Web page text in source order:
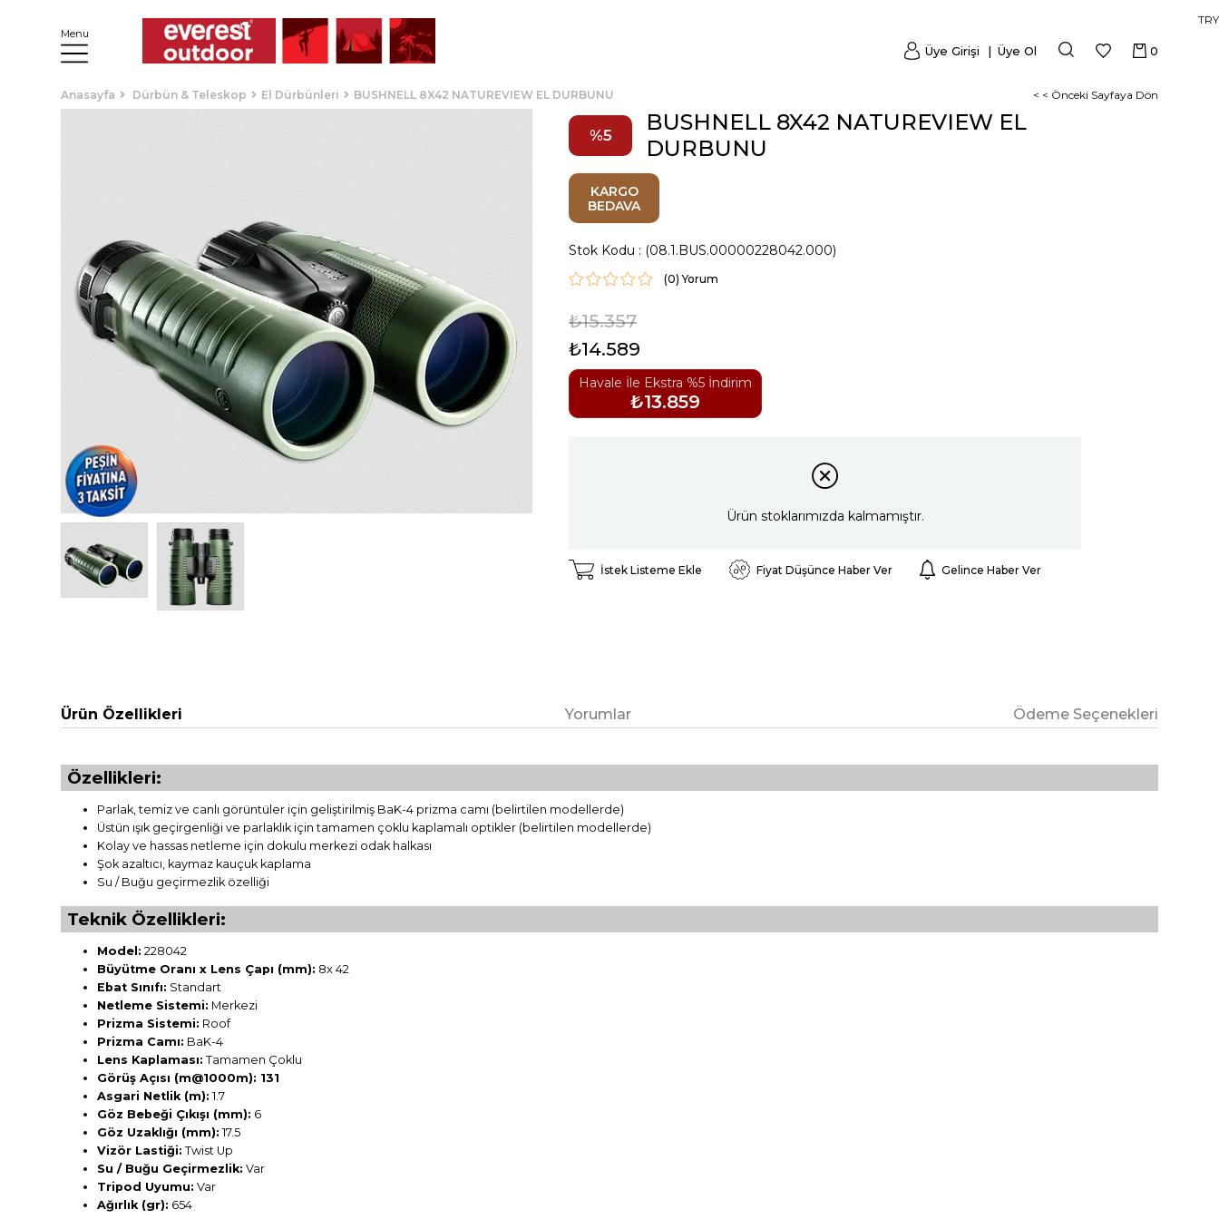
Menu
TRY
0
Üye Girişi Üye Ol
Anasayfa Dürbün & Teleskop El Dürbünleri BUSHNELL 8X42 NATUREVIEW EL DURBUNU < < Önceki Sayfaya Dön
5
BUSHNELL 8X42 NATUREVIEW EL
DURBUNU
KARGO
BEDAVA
Stok Kodu (08.1.BUS.00000228042.000)
(0)
₺15.357
₺14.589
Havale İle Ekstra %5 İndirim
₺13.859
Ürün stoklarımızda kalmamıştır.
İstek Listeme Ekle Fiyat Düşünce Haber Ver Gelince Haber Ver
Ürün Özellikleri Yorumlar Ödeme Seçenekleri
Özellikleri:
Parlak, temiz ve canlı görüntüler için geliştirilmiş BaK-4 prizma camı (belirtilen modellerde)
Üstün ışık geçirgenliği ve parlaklık için tamamen çoklu kaplamalı optikler (belirtilen modellerde)
Kolay ve hassas netleme için dokulu merkezi odak halkası
Şok azaltıcı, kaymaz kauçuk kaplama
Su / Buğu geçirmezlik özelliği
Teknik Özellikleri:
Model: 228042
Büyütme Oranı x Lens Çapı (mm): 8x 42
Ebat Sınıfı: Standart
Netleme Sistemi: Merkezi
Prizma Sistemi: Roof
Prizma Camı: BaK-4
Lens Kaplaması: Tamamen Çoklu
Görüş Açısı (m@1000m): 131
Asgari Netlik (m): 1.7
Göz Bebeği Çıkışı (mm): 6
Göz Uzaklığı (mm): 17.5
Vizör Lastiği: Twist Up
Su / Buğu Geçirmezlik: Var
Tripod Uyumu: Var
Ağırlık (gr): 654